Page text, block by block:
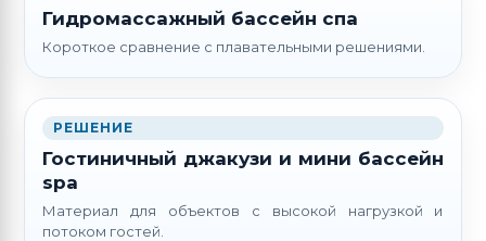
Гидромассажный бассейн спа
Короткое сравнение с плавательными решениями.
РЕШЕНИЕ
Гостиничный джакузи и мини бассейн
spa
Материал для объектов с высокой нагрузкой и
потоком гостей.